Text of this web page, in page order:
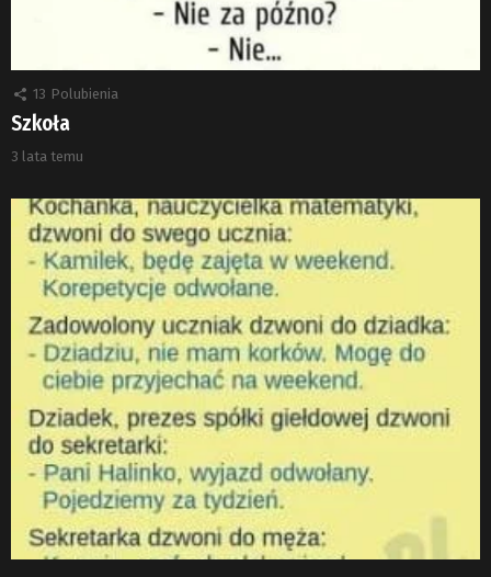
13 Polubienia
Szkoła
3 lata temu